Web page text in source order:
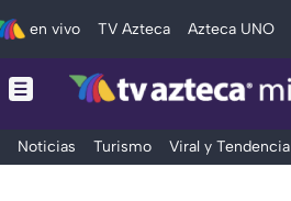
en vivo TV Azteca Azteca UNO
Noticias Turismo Viral y Tendencia